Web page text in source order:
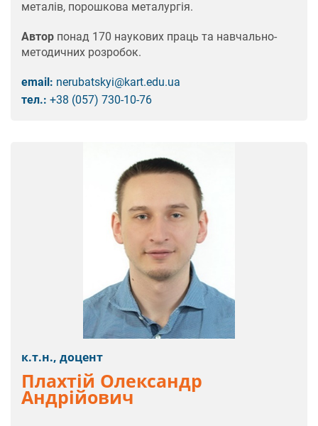
металів, порошкова металургія.
Автор понад 170 наукових праць та навчально-
методичних розробок.
email: nerubatskyi@kart.edu.ua
тел.: +38 (057) 730-10-76
к.т.н., доцент
Плахтій Олександр
Андрійович